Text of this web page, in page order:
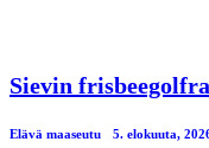
Sievin
Elävä maaseutu 5. elokuuta,